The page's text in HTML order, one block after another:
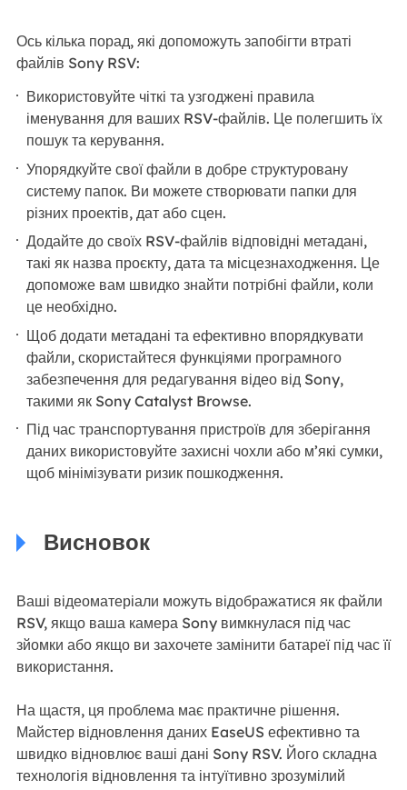
Ось кілька порад, які допоможуть запобігти втраті
файлів Sony RSV:
Використовуйте чіткі та узгоджені правила
іменування для ваших RSV-файлів. Це полегшить їх
пошук та керування.
Упорядкуйте свої файли в добре структуровану
систему папок. Ви можете створювати папки для
різних проектів, дат або сцен.
Додайте до своїх RSV-файлів відповідні метадані,
такі як назва проєкту, дата та місцезнаходження. Це
допоможе вам швидко знайти потрібні файли, коли
це необхідно.
Щоб додати метадані та ефективно впорядкувати
файли, скористайтеся функціями програмного
забезпечення для редагування відео від Sony,
такими як Sony Catalyst Browse.
Під час транспортування пристроїв для зберігання
даних використовуйте захисні чохли або м’які сумки,
щоб мінімізувати ризик пошкодження.
Висновок
Ваші відеоматеріали можуть відображатися як файли
RSV, якщо ваша камера Sony вимкнулася під час
зйомки або якщо ви захочете замінити батареї під час її
використання.
На щастя, ця проблема має практичне рішення.
Майстер відновлення даних EaseUS ефективно та
швидко відновлює ваші дані Sony RSV. Його складна
технологія відновлення та інтуїтивно зрозумілий